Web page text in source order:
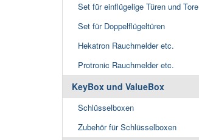
Set für einflügelige Türen und Tore
Set für Doppelflügeltüren
Hekatron Rauchmelder etc.
Protronic Rauchmelder etc.
KeyBox und ValueBox
Schlüsselboxen
Zubehör für Schlüsselboxen